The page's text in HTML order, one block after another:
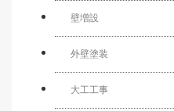
壁増設
外壁塗装
大工工事